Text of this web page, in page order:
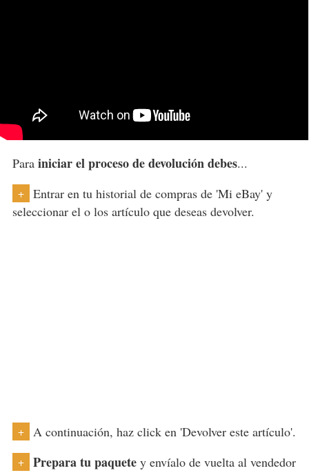
Parainiciar el proceso de devolución debes...
+
Entrar en tu historial de compras de 'Mi eBay' y
seleccionar el o los artículo que deseas devolver.
+ A continuación, haz click en 'Devolver este artículo'.
+ Prepara tu paquetey envíalo de vuelta al vendedor